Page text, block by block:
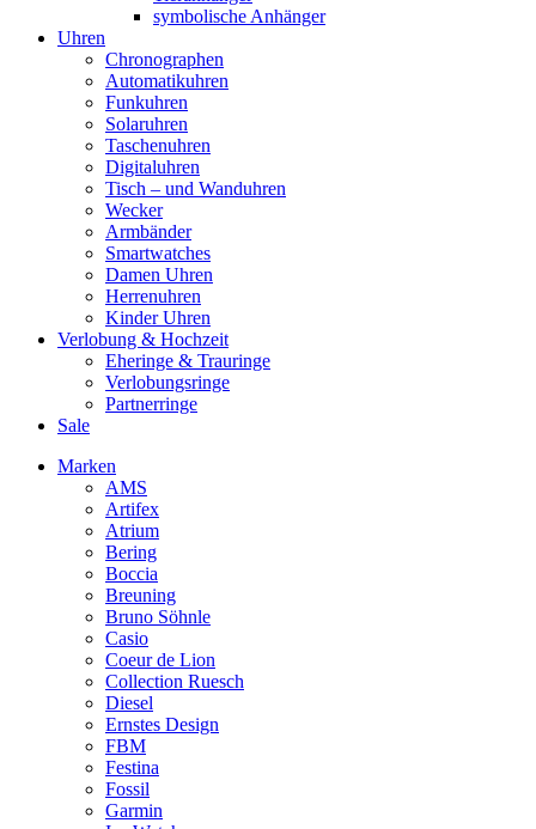
symbolische Anhänger
Uhren
Chronographen
Automatikuhren
Funkuhren
Solaruhren
Taschenuhren
Digitaluhren
Tisch – und Wanduhren
Wecker
Armbänder
Smartwatches
Damen Uhren
Herrenuhren
Kinder Uhren
Verlobung & Hochzeit
Eheringe & Trauringe
Verlobungsringe
Partnerringe
Sale
Marken
AMS
Artifex
Atrium
Bering
Boccia
Breuning
Bruno Söhnle
Casio
Coeur de Lion
Collection Ruesch
Diesel
Ernstes Design
FBM
Festina
Fossil
Garmin